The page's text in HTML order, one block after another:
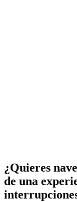
¿Quieres
de una